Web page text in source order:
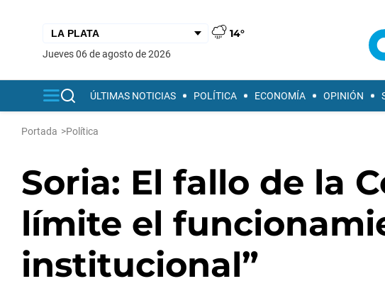
14°
jueves 06 de agosto de 2026
ÚLTIMAS NOTICIAS POLÍTICA ECONOMÍA OPINIÓN
Portada >Política
Soria: El fallo de la
límite el
institucional”